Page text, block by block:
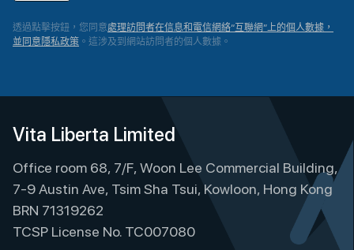
透過點擊按鈕，您同意處理訪問者在信息和電信網絡“互聯網”上的個人數據，
並同意隱私政策 。這涉及到網站訪問者的個人數據。
l
e
n
a
t
i
Vita Liberta Limited
Office room 68, 7/F, Woon Lee Commercial Building,
7-9 Austin Ave, Tsim Sha Tsui, Kowloon, Hong Kong
BRN 71319262
TCSP License No. TC007080